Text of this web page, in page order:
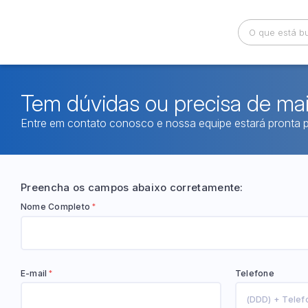
Busca por palavra-chave Categoria
Tem dúvidas ou precisa de
Entre em contato conosco e nossa equipe estará pronta
Preencha os campos abaixo corretamente:
Nome Completo *
E-mail * Telefone